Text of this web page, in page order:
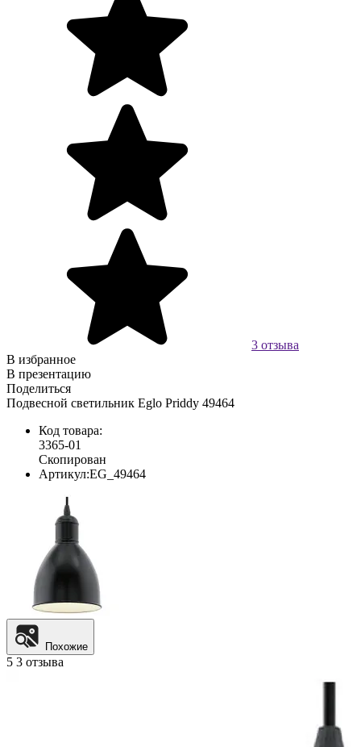
3 отзыва
В избранное
В презентацию
Поделиться
Подвесной светильник Eglo Priddy 49464
Код товара:
3365-01
Скопирован
Артикул:EG_49464
Похожие
5 3 отзыва